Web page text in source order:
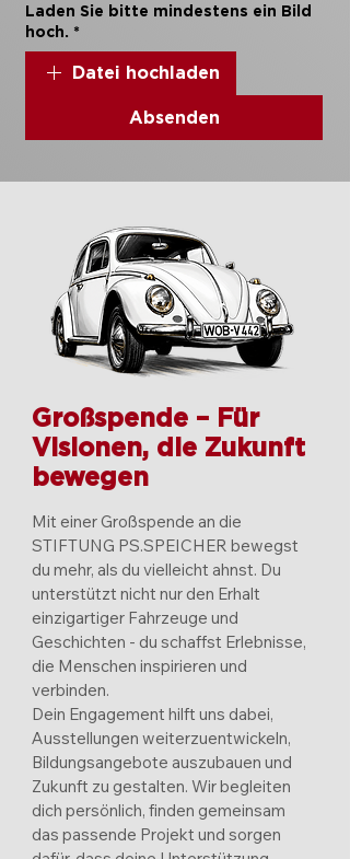
Laden Sie bitte mindestens ein Bild
hoch. *
Datei hochladen
Absenden
Großspende – Für
Visionen, die Zukunft
bewegen
Mit einer Großspende an die
STIFTUNG PS.SPEICHER bewegst
du mehr, als du vielleicht ahnst. Du
unterstützt nicht nur den Erhalt
einzigartiger Fahrzeuge und
Geschichten - du schaffst Erlebnisse,
die Menschen inspirieren und
verbinden.
Dein Engagement hilft uns dabei,
Ausstellungen weiterzuentwickeln,
Bildungsangebote auszubauen und
Zukunft zu gestalten. Wir begleiten
dich persönlich, finden gemeinsam
das passende Projekt und sorgen